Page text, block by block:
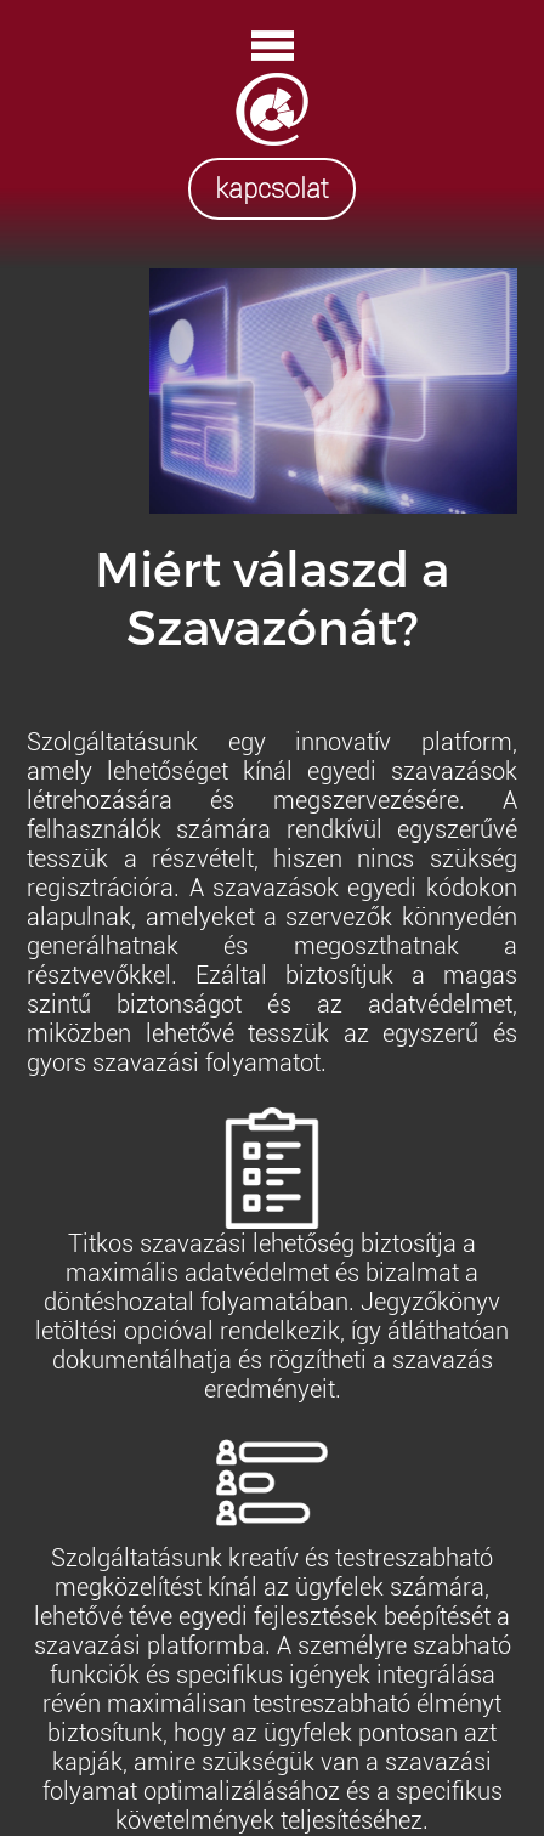
kapcsolat
Miért válaszd a
Szavazónát?
Szolgáltatásunk egy innovatív platform,
amely lehetőséget kínál egyedi szavazások
létrehozására és megszervezésére. A
felhasználók számára rendkívül egyszerűvé
tesszük a részvételt, hiszen nincs szükség
regisztrációra. A szavazások egyedi kódokon
alapulnak, amelyeket a szervezők könnyedén
generálhatnak és megoszthatnak a
résztvevőkkel. Ezáltal biztosítjuk a magas
szintű biztonságot és az adatvédelmet,
miközben lehetővé tesszük az egyszerű és
gyors szavazási folyamatot.
Titkos szavazási lehetőség biztosítja a
maximális adatvédelmet és bizalmat a
döntéshozatal folyamatában. Jegyzőkönyv
letöltési opcióval rendelkezik, így átláthatóan
dokumentálhatja és rögzítheti a szavazás
eredményeit.
Szolgáltatásunk kreatív és testreszabható
megközelítést kínál az ügyfelek számára,
lehetővé téve egyedi fejlesztések beépítését a
szavazási platformba. A személyre szabható
funkciók és specifikus igények integrálása
révén maximálisan testreszabható élményt
biztosítunk, hogy az ügyfelek pontosan azt
kapják, amire szükségük van a szavazási
folyamat optimalizálásához és a specifikus
követelmények teljesítéséhez.